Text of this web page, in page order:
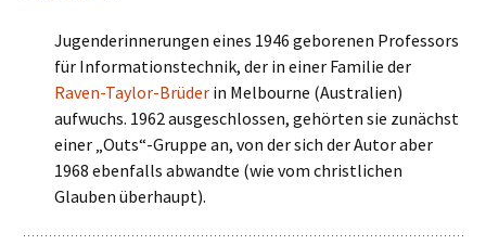
Jugenderinnerungen eines 1946 geborenen Professors
für Informationstechnik, der in einer Familie der
Raven-Taylor-Brüder in Melbourne (Australien)
aufwuchs. 1962 ausgeschlossen, gehörten sie zunächst
einer „Outs“-Gruppe an, von der sich der Autor aber
1968 ebenfalls abwandte (wie vom christlichen
Glauben überhaupt).